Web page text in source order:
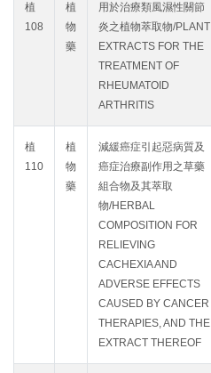
植
108
植
物
藥
用於治療類風濕性關節
炎之植物萃取物/PLANT
EXTRACTS FOR THE
TREATMENT OF
RHEUMATOID
ARTHRITIS
植
110
植
物
藥
減緩癌症引起惡病質及
癌症治療副作用之草藥
組合物及其萃取
物/HERBAL
COMPOSITION FOR
RELIEVING
CACHEXIA AND
ADVERSE EFFECTS
CAUSED BY CANCER
THERAPIES, AND THE
EXTRACT THEREOF